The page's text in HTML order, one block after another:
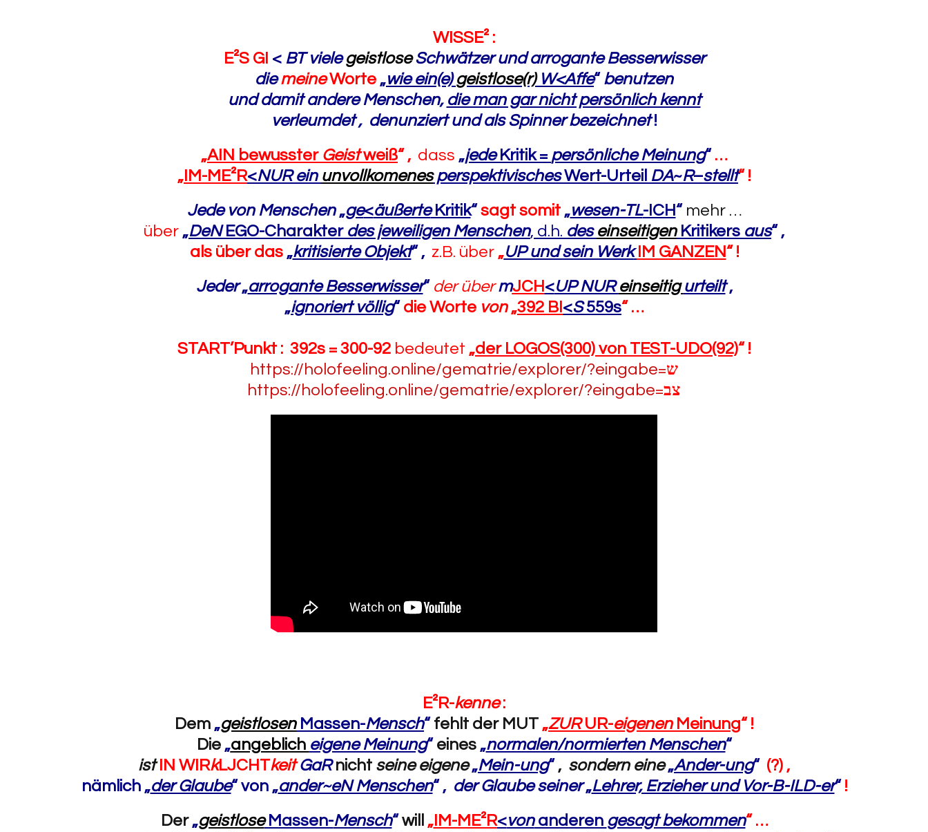
WISSE² :
E²S GI < BT vielegeistloseSchwätzer und arrogante Besserwisser
die meineWorte „wie ein(e)geistlose(r)W<Affe“ benutzen
und damit andere Menschen, die man gar nicht persönlich kennt
verleumdet , denunziert und als Spinner bezeichnet!
„AIN bewusster Geistweiß“ , dass „jedeKritik = persönliche Meinung“ …
„ IM-ME²R<NUR ein unvollkomenesperspektivischesWert-Urteil DA~R–stellt“ !
Jede von Menschen„ge<äußerteKritik“ sagt somit „wesen-TL-ICH“ mehr …
über „DeNEGO-Charakter des jeweiligen Menschen, d.h. des einseitigenKritikers aus“ ,
als über das „kritisierte Objekt“ , z.B. über „UP und sein Werk IM GANZEN“ !
Jeder„arrogante Besserwisser“ der über mJCH <UP NUReinseitigurteilt ,
„ignoriert völlig“ die Worte von„392 BI <S559s“ …
START’Punkt : 392s = 300-92 bedeutet „der LOGOS(300) von TEST-UDO(92)“ !
https://holofeeling.online/gematrie/explorer/?eingabe=ש
https://holofeeling.online/gematrie/explorer/?eingabe=צב
E²R-kenne:
Dem „geistlosenMassen-Mensch“ fehlt der MUT „ZURUR-eigenenMeinung“ !
Die „angeblich eigene Meinung“ eines „normalen/normierten Menschen“
ist IN WIRkLJCHTkeit GaR nicht seine eigene „Mein-ung“ , sondern eine „Ander-ung“ (?) ,
nämlich „der Glaube“ von „ander~eN Menschen“ , der Glaube seiner„Lehrer, Erzieher und Vor-B-ILD-er“ !
Der „geistloseMassen-Mensch“ will „IM-ME²R<vonanderen gesagt bekommen“ …